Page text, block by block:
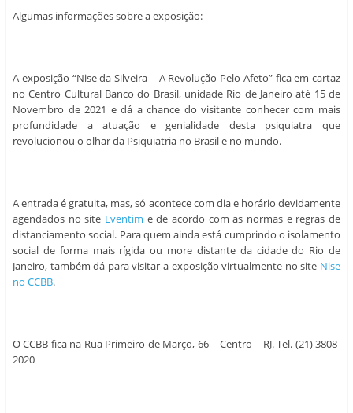
Algumas informações sobre a exposição:
A exposição “Nise da Silveira – A Revolução Pelo Afeto” fica em cartaz
no Centro Cultural Banco do Brasil, unidade Rio de Janeiro até 15 de
Novembro de 2021 e dá a chance do visitante conhecer com mais
profundidade a atuação e genialidade desta psiquiatra que
revolucionou o olhar da Psiquiatria no Brasil e no mundo.
A entrada é gratuita, mas, só acontece com dia e horário devidamente
agendados no site Eventim e de acordo com as normas e regras de
distanciamento social. Para quem ainda está cumprindo o isolamento
social de forma mais rígida ou more distante da cidade do Rio de
Janeiro, também dá para visitar a exposição virtualmente no site Nise
no CCBB.
O CCBB fica na Rua Primeiro de Março, 66 – Centro – RJ. Tel. (21) 3808-
2020